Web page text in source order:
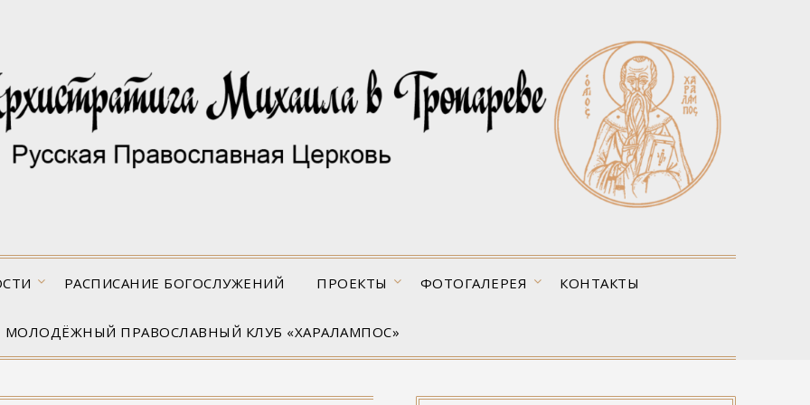
РАСПИСАНИЕ БОГОСЛУЖЕНИЙ ПРОЕКТЫ ФОТОГАЛЕРЕЯ КОНТАКТЫ
МОЛОДЁЖНЫЙ ПРАВОСЛАВНЫЙ КЛУБ «ХАРАЛАМПОС»